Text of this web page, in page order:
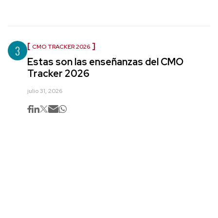
3 CMO TRACKER 2026
Estas son las enseñanzas del CMO
Tracker 2026
julio 31, 2026